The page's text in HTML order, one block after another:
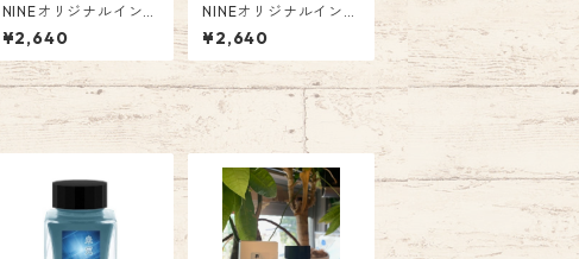
NINEオリジナルイン
ク 品番:NI-050 翡翠
の狼 Fountain Pen In
k
¥2,640
NINEオリジナルイン
ク 品番:NI-049 琥珀
の月 Fountain Pen In
k
¥2,640